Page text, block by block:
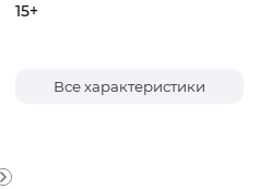
15+
Все характеристики